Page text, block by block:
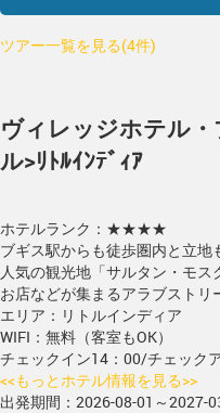
ツアー一覧を見る(4件)
ヴィレッジホテル・
ル>ﾘﾄﾙｲﾝﾃﾞｨｱ
ホテルランク：★★★★
ブギス駅からも徒歩圏内と立地
人気の観光地「サルタン・モ
お店などが集まるアラブスト
エリア：リトルインディア
WIFI：無料（客室もOK）
チェックイン14：00/チェック
<<もっとホテル情報を見る>>
出発期間：2026-08-01～2027-